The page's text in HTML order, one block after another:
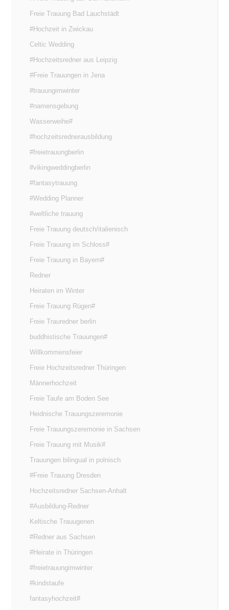
Freie Trauung Bad Lauchstädt
#Hochzeit in Zwickau
Celtic Wedding
#Hochzeitsredner aus Leipzig
#Freie Trauungen in Jena
#trauungimwinter
#namensgebung
Wasserweihe#
#hochzeitsrednerausbildung
#freietrauungberlin
#vikingweddingberlin
#fantasytrauung
#Wedding Planner
#weltliche trauung
Freie Trauung deutsch/italienisch
Freie Trauung im Schloss#
Freie Trauung in Bayern#
Redner
Heiraten im Winter
Freie Trauung Rügen#
Freie Trauredner berlin
buddhistische Trauungen#
Willkommensfeier
Freie Hochzeitsredner Thüringen
Männerhochzeit
Freie Taufe am Boden See
Heidnische Trauungszeremonie
Freie Trauungszeremonie in Sachsen
Freie Trauung mit Musik#
Trauungen bilingual in polnisch
#Freie Trauung Dresden
Hochzeitsredner Sachsen-Anhalt
#Ausbildung-Redner
Keltische Trauugenen
#Redner aus Sachsen
#Heirate in Thüringen
#freietrauungimwinter
#kindstaufe
fantasyhochzeit#